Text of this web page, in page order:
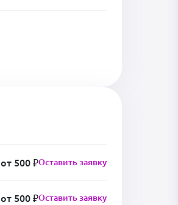
от 500 ₽Оставить заявку
от 500 ₽Оставить заявку